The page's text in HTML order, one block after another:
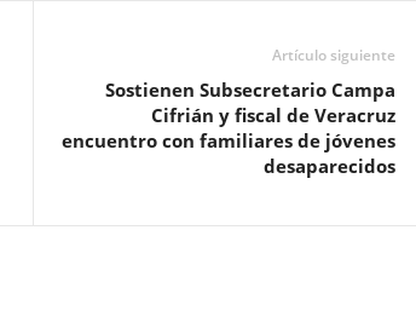
Artículo siguiente
Sostienen Subsecretario Campa
Cifrián y fiscal de Veracruz
encuentro con familiares de jóvenes
desaparecidos